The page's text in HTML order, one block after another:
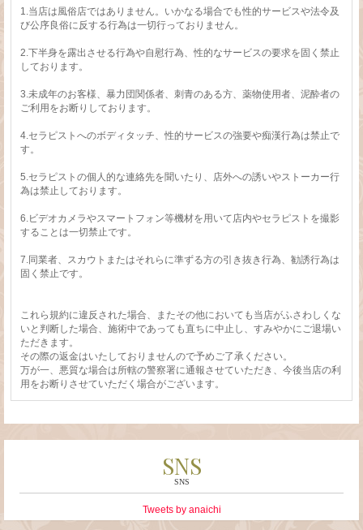
1.当店は風俗店ではありません。いかなる場合でも性的サービスや法令及
び公序良俗に反する行為は一切行っておりません。
2.下半身を露出させる行為や自慰行為、性的なサービスの要求を固く禁止
しております。
3.未成年のお客様、暴力団関係者、刺青のある方、薬物使用者、泥酔者の
ご利用をお断りしております。
4.セラピストへのボディタッチ、性的サービスの強要や痴漢行為は禁止で
す。
5.セラピストの個人的な連絡先を聞いたり、店外への誘いやストーカー行
為は禁止しております。
6.ビデオカメラやスマートフォン等機材を用いて店内やセラピストを撮影
することは一切禁止です。
7.同業者、スカウトまたはそれらに準ずる方の引き抜き行為、勧誘行為は
固く禁止です。
これら規約に違反された場合、またその他においても当店がふさわしくな
いと判断した場合、施術中であっても直ちに中止し、すみやかにご退場い
ただきます。
その際の返金はいたしておりませんので予めご了承ください。
万が一、悪質な場合は所轄の警察署に通報させていただき、今後当店の利
用をお断りさせていただく場合がございます。
SNS
SNS
Tweets by anaichi